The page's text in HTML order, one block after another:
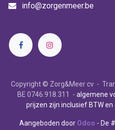
info@zorgenmeer.be
Copyright © Zorg&Meer cv -
BE 0746.918.311 - algemene
prijzen zijn inclusief BTW
Aangeboden door Odoo - De